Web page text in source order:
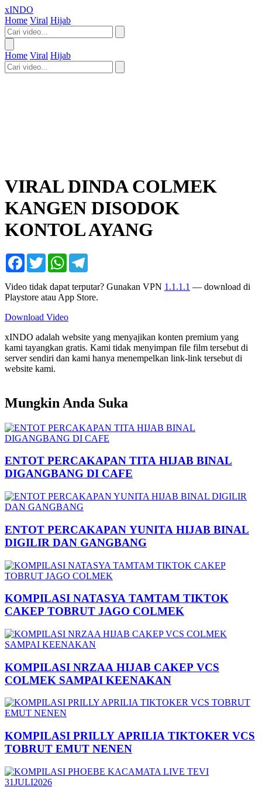
xINDO
Home Viral Hijab
Home Viral Hijab
VIRAL DINDA COLMEK
KANGEN DISODOK
KONTOL AYANG
Facebook
TwitterWhatsApp
Video tidak dapat terputar? Gunakan VPN 1.1.1.1 — download di
Playstore atau App Store.
Download Video
xINDO adalah website yang menyajikan konten premium yang
kami tayangkan gratis. Kami tidak menyimpan file film tersebut di
server sendiri dan kami hanya menempelkan link-link tersebut di
website kami.
Mungkin Anda Suka
ENTOT PERCAKAPAN TITA HIJAB BINAL
DIGANGBANG DI CAFE
ENTOT PERCAKAPAN YUNITA HIJAB BINAL
DIGILIR DAN GANGBANG
KOMPILASI NATASYA TAMTAM TIKTOK
CAKEP TOBRUT JAGO COLMEK
KOMPILASI NRZAA HIJAB CAKEP VCS
COLMEK SAMPAI KEENAKAN
KOMPILASI PRILLY APRILIA TIKTOKER VCS
TOBRUT EMUT NENEN